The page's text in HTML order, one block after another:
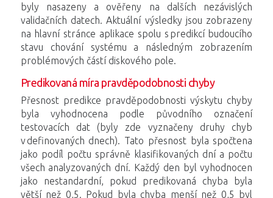
byly nasazeny a ověřeny na dalších nezávislých
validačních datech. Aktuální výsledky jsou zobrazeny
na hlavní stránce aplikace spolu s predikcí budoucího
stavu chování systému a následným zobrazením
problémových částí diskového pole.
Predikovaná míra pravděpodobnosti chyby
Přesnost predikce pravděpodobnosti výskytu chyby
byla vyhodnocena podle původního označení
testovacích dat (byly zde vyznačeny druhy chyb
v definovaných dnech). Tato přesnost byla spočtena
jako podíl počtu správně klasifikovaných dní a počtu
všech analyzovaných dní. Každý den byl vyhodnocen
jako nestandardní, pokud predikovaná chyba byla
větší než 0,5. Pokud byla chyba menší než 0,5 byl